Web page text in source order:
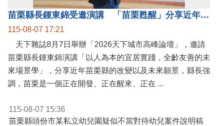
苗栗縣長鍾東錦受邀演講 「苗栗甦醒」分享近年轉變
115-08-07 17:21
天下雜誌8月7日舉辦「2026天下城市高峰論壇」，邀請
苗栗縣長鍾東錦演講「以人為本的宜居實踐，全齡友善的未
來場景學」，分享近年苗栗縣的改變以及未來願景，縣長強
調，苗栗是一個正在開發、正在醒來、正在 ...
115-08-07 15:36
苗栗縣頭份市某私立幼兒園疑似不當對待幼兒案件說明稿